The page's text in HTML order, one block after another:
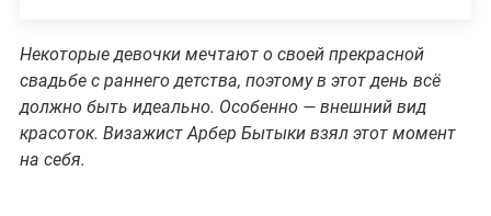
Некоторые девочки мечтают о своей прекрасной
свадьбе с раннего детства, поэтому в этот день всё
должно быть идеально. Особенно — внешний вид
красоток. Визажист Арбер Бытыки взял этот момент
на себя.